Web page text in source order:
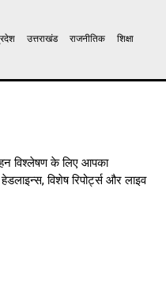
उत्तराखंड राजनीतिक
शिक्षा
विश्लेषण के लिए आपका
विशेष रिपोर्ट्स और लाइव